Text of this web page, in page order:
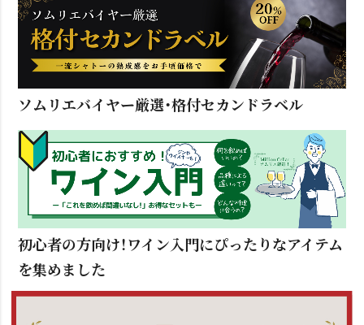
ソムリエバイヤー厳選・格付セカンドラベル
初心者の方向け！ワイン入門にぴったりなアイテム
を集めました